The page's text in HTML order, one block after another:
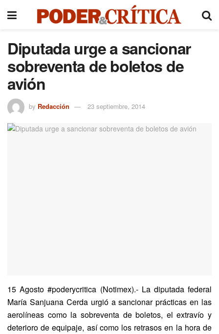
Diputada urge a sancionar
sobreventa de boletos de
avión
by Redacción 23 septiembre, 2014
15 Agosto #poderycritica (Notimex).- La diputada federal
María Sanjuana Cerda urgió a sancionar prácticas en las
aerolíneas como la sobreventa de boletos, el extravío y
deterioro de equipaje, así como los retrasos en la hora de